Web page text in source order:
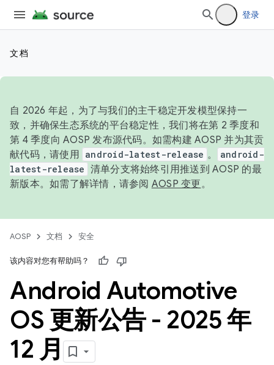
登录
文档
自 2026 年起，为了与我们的主干稳定开发模型保持一
致，并确保生态系统的平台稳定性，我们将在第 2 季度和
第 4 季度向 AOSP 发布源代码。如需构建 AOSP 并为其贡
献代码，请使用 android-latest-release 。
android-
latest-release 清单分支将始终引用推送到 AOSP 的最
新版本。如需了解详情，请参阅 AOSP 变更。
AOSP 文档 安全
该内容对您有帮助吗？
Android Automotive
OS 更新公告 - 2025 年
12 月